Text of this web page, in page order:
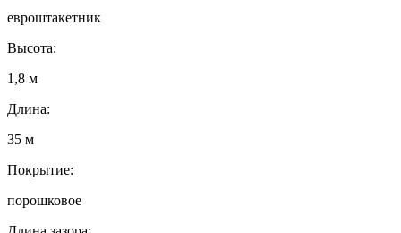
евроштакетник
Высота:
1,8 м
Длина:
35 м
Покрытие:
порошковое